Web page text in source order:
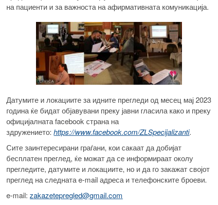
на пациенти и за важноста на афирмативната комуникација.
Датумите и локациите за идните прегледи од месец мај 2023
година ќе бидат објавувани преку јавни гласила како и преку
официјалната facebook страна на
здружението:https://www.facebook.com/ZLSpecijalizanti.
Сите заинтересирани граѓани, кои сакаат да добијат
бесплатен преглед, ќе можат да се информираат околу
прегледите, датумите и локациите, но и да го закажат својот
преглед на следната e-mail адреса и телефонските броеви.
e-mail:zakazetepregled@gmail.com